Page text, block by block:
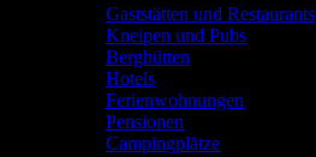
Gaststätten und Restaurants
Kneipen und Pubs
Berghütten
Hotels
Ferienwohnungen
Pensionen
Campingplätze